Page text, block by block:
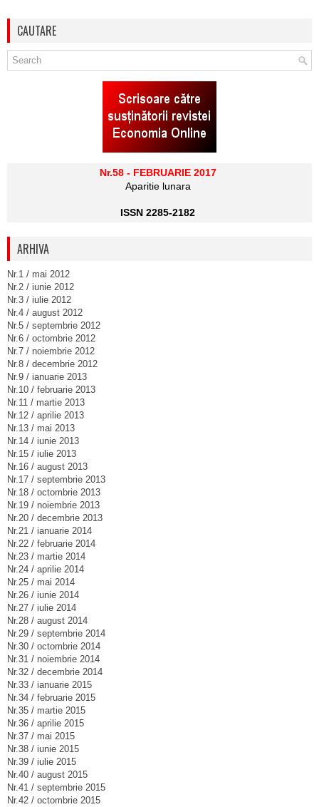
CAUTARE
Nr.58 - FEBRUARIE 2017
Aparitie lunara
ISSN 2285-2182
ARHIVA
Nr.1 / mai 2012
Nr.2 / iunie 2012
Nr.3 / iulie 2012
Nr.4 / august 2012
Nr.5 / septembrie 2012
Nr.6 / octombrie 2012
Nr.7 / noiembrie 2012
Nr.8 / decembrie 2012
Nr.9 / ianuarie 2013
Nr.10 / februarie 2013
Nr.11 / martie 2013
Nr.12 / aprilie 2013
Nr.13 / mai 2013
Nr.14 / iunie 2013
Nr.15 / iulie 2013
Nr.16 / august 2013
Nr.17 / septembrie 2013
Nr.18 / octombrie 2013
Nr.19 / noiembrie 2013
Nr.20 / decembrie 2013
Nr.21 / ianuarie 2014
Nr.22 / februarie 2014
Nr.23 / martie 2014
Nr.24 / aprilie 2014
Nr.25 / mai 2014
Nr.26 / iunie 2014
Nr.27 / iulie 2014
Nr.28 / august 2014
Nr.29 / septembrie 2014
Nr.30 / octombrie 2014
Nr.31 / noiembrie 2014
Nr.32 / decembrie 2014
Nr.33 / ianuarie 2015
Nr.34 / februarie 2015
Nr.35 / martie 2015
Nr.36 / aprilie 2015
Nr.37 / mai 2015
Nr.38 / iunie 2015
Nr.39 / iulie 2015
Nr.40 / august 2015
Nr.41 / septembrie 2015
Nr.42 / octombrie 2015